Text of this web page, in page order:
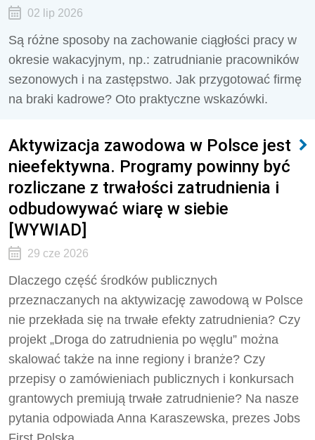
02 lip 2026
Są różne sposoby na zachowanie ciągłości pracy w
okresie wakacyjnym, np.: zatrudnianie pracowników
sezonowych i na zastępstwo. Jak przygotować firmę
na braki kadrowe? Oto praktyczne wskazówki.
Aktywizacja zawodowa w Polsce jest
nieefektywna. Programy powinny być
rozliczane z trwałości zatrudnienia i
odbudowywać wiarę w siebie
[WYWIAD]
29 cze 2026
Dlaczego część środków publicznych
przeznaczanych na aktywizację zawodową w Polsce
nie przekłada się na trwałe efekty zatrudnienia? Czy
projekt „Droga do zatrudnienia po węglu” można
skalować także na inne regiony i branże? Czy
przepisy o zamówieniach publicznych i konkursach
grantowych premiują trwałe zatrudnienie? Na nasze
pytania odpowiada Anna Karaszewska, prezes Jobs